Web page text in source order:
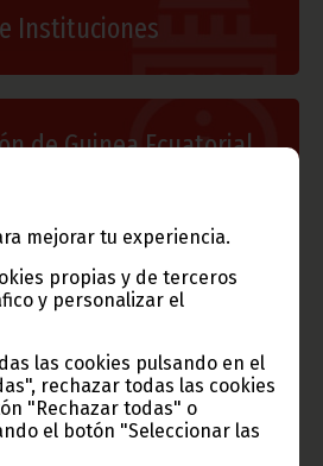
mejorar tu experiencia.
propias y de terceros
y personalizar el
las cookies pulsando en el
rechazar todas las cookies
"Rechazar todas" o
el botón "Seleccionar las
Instituciones
de Guinea Ecuatorial
de Guinea
para escuchar ahora